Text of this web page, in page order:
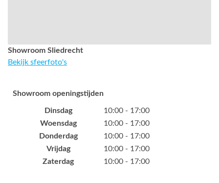
Showroom Sliedrecht
Bekijk sfeerfoto's
Showroom openingstijden
Dinsdag
10:00 - 17:00
Woensdag
10:00 - 17:00
Donderdag
10:00 - 17:00
Vrijdag
10:00 - 17:00
Zaterdag
10:00 - 17:00